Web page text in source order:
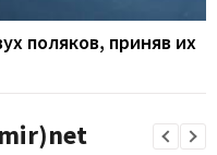
поляков, приняв их